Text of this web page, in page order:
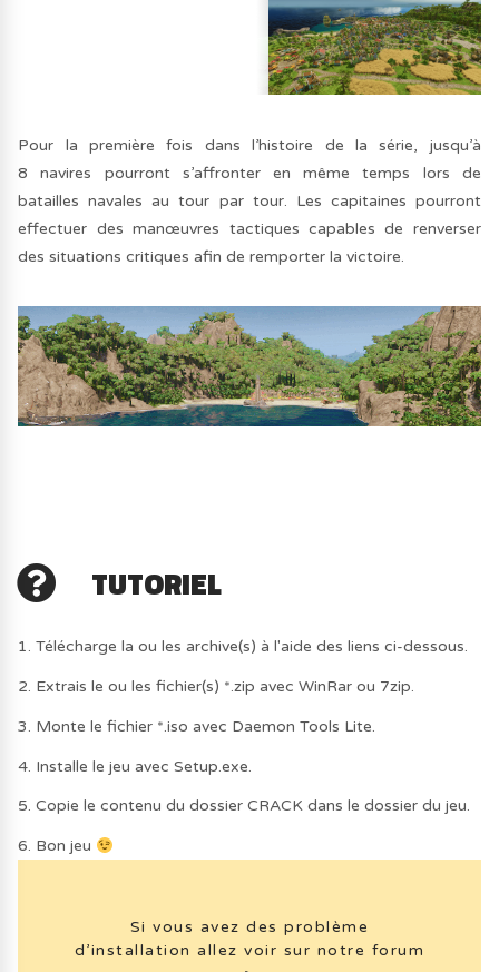
Pour la première fois dans l’histoire de la série, jusqu’à
8 navires pourront s’affronter en même temps lors de
batailles navales au tour par tour. Les capitaines pourront
effectuer des manœuvres tactiques capables de renverser
des situations critiques afin de remporter la victoire.
TUTORIEL
1. Télécharge la ou les archive(s) à l'aide des liens ci-dessous.
2. Extrais le ou les fichier(s) *.zip avec WinRar ou 7zip.
3. Monte le fichier *.iso avec Daemon Tools Lite.
4. Installe le jeu avec Setup.exe.
5. Copie le contenu du dossier CRACK dans le dossier du jeu.
6. Bon jeu
Si vous avez des problème
d’installation allez voir sur notre forum